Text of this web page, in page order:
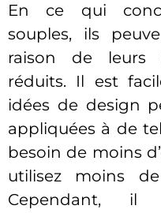
En ce qui
souples, ils
raison de leurs
réduits. Il est
idées de design
appliquées à de
besoin de moins
utilisez moins
Cependant, il